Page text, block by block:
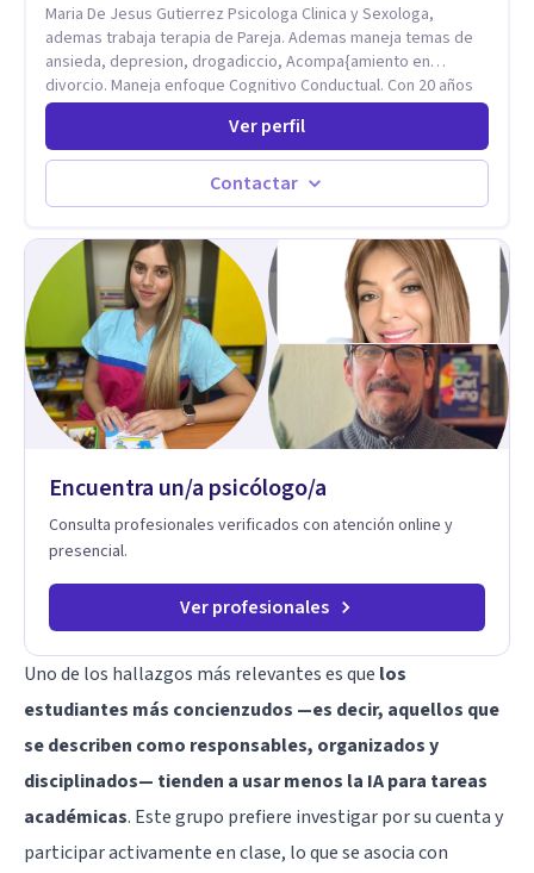
fortaleciendo la comunicación entre ustedes. Acompaño a
niños y adolescentes que están lidiando con la ansiedad, la
timidez, la rebeldía o dificultades escolares, así como a
padres que buscan orientación y pautas claras para educar
sin perder la paciencia ni el control. Si estás listo para dar el
primer paso hacia una convivencia familiar más armoniosa,
agenda tu sesión y empecemos a trabajar juntos.
Maria De Jesus Gutierrez Psicologa Clinica y Sexologa,
ademas trabaja terapia de Pareja. Ademas maneja temas de
ansieda, depresion, drogadiccio, Acompa{amiento en
divorcio. Maneja enfoque Cognitivo Conductual. Con 20 años
de experiencia, constantemente capacitandose en las
diferntes areas de la Salud Mental.
Ver perfil
Contactar
Encuentra un/a psicólogo/a
Consulta profesionales verificados con atención online y
presencial.
Ver profesionales
Uno de los hallazgos más relevantes es que los
estudiantes más concienzudos —es decir, aquellos que
se describen como responsables, organizados y
disciplinados— tienden a usar menos la IA para tareas
académicas. Este grupo prefiere investigar por su cuenta y
participar activamente en clase, lo que se asocia con